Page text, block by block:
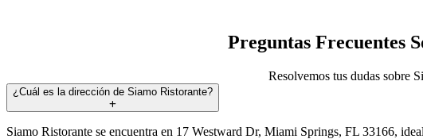
Preguntas Frecuentes
Resolvemos tus dudas sobre
¿Cuál es la dirección de Siamo Ristorante?
Siamo Ristorante se encuentra en 17 Westward Dr, Miami Springs, FL 33166,